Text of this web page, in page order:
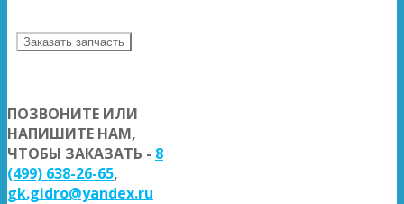
Заказать запчасть
ПОЗВОНИТЕ ИЛИ
НАПИШИТЕ НАМ,
ЧТОБЫ ЗАКАЗАТЬ - 8
(499) 638-26-65,
gk.gidro@yandex.ru